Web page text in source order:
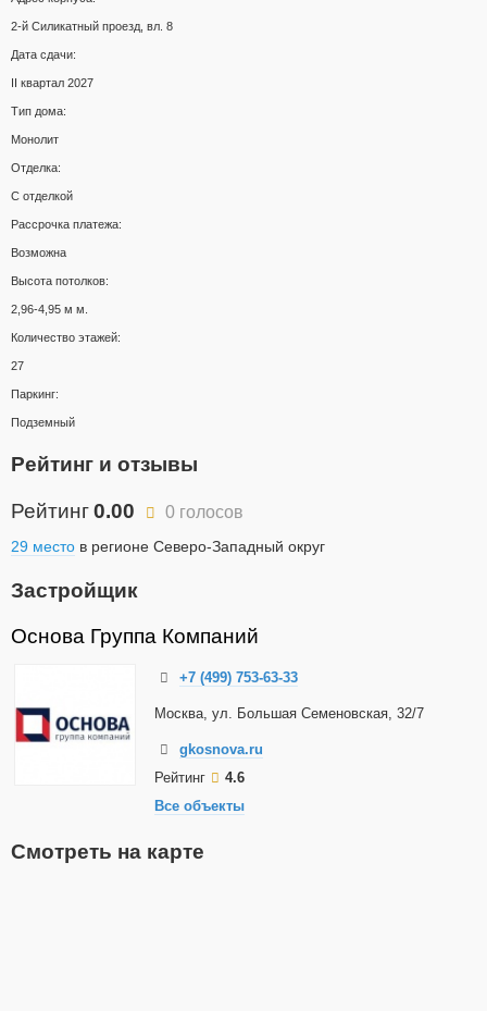
2-й Силикатный проезд, вл. 8
Дата сдачи:
II квартал 2027
Тип дома:
Монолит
Отделка:
С отделкой
Рассрочка платежа:
Возможна
Высота потолков:
2,96-4,95 м м.
Количество этажей:
27
Паркинг:
Подземный
Рейтинг и отзывы
Рейтинг0.00 0 голосов
29 место в регионе Северо-Западный округ
Застройщик
Основа Группа Компаний
+7 (499) 753-63-33
Москва, ул. Большая Семеновская, 32/7
gkosnova.ru
Рейтинг
4.6
Все объекты
Смотреть на карте